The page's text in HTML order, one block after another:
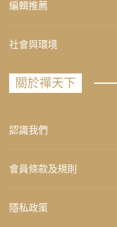
編輯推薦
社會與環境
關於禪天下
認識我們
會員條款及規則
隱私政策